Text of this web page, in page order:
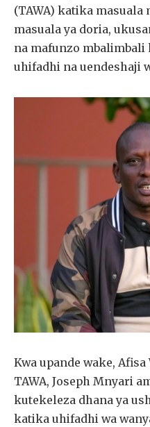
(TAWA) katika
masuala ya doria,
na mafunzo mbalimbali
uhifadhi na uendeshaji
Kwa upande wake,
TAWA, Joseph Mnyari
kutekeleza dhana ya
katika uhifadhi wa